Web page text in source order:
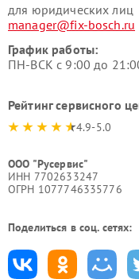
для юридических лиц
manager@fix-bosch.ru
График работы:
ПН-ВСК с 9:00 до
Рейтинг сервисного
4.9-5.0
ООО "Русервис"
ИНН 7702633247
ОГРН 1077746335776
Поделиться в соц. сетях: